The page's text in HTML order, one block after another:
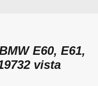
E60, E61,
vista